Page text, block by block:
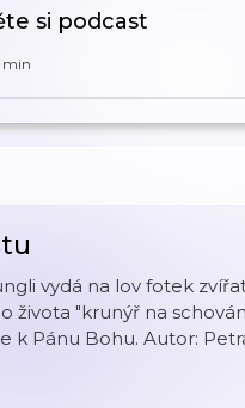
si podcast
min
vydá na lov fotek
života "krunýř na
k Pánu Bohu. Autor: